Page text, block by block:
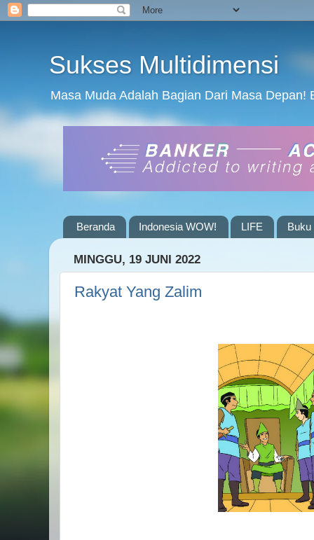
Sukses Multidimensi
Masa Muda Adalah Bagian Dari Masa Depan!
Beranda Indonesia WOW! LIFE Buku
MINGGU, 19 JUNI 2022
Rakyat Yang Zalim